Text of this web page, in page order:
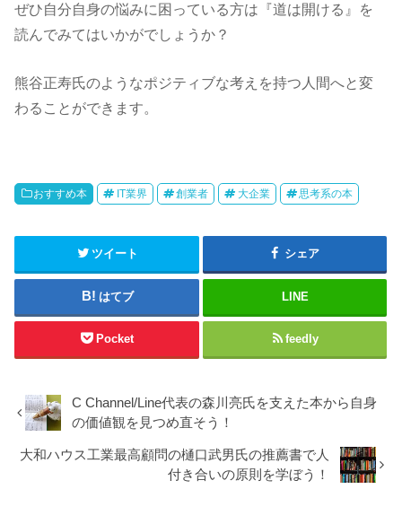
ぜひ自分自身の悩みに困っている方は『道は開ける』を
読んでみてはいかがでしょうか？
熊谷正寿氏のようなポジティブな考えを持つ人間へと変
わることができます。
おすすめ本 IT業界 創業者 大企業 思考系の本
ツイート シェア
はてブ LINE
Pocket feedly
C Channel/Line代表の森川亮氏を支えた本から自身
の価値観を見つめ直そう！
大和ハウス工業最高顧問の樋口武男氏の推薦書で人
付き合いの原則を学ぼう！